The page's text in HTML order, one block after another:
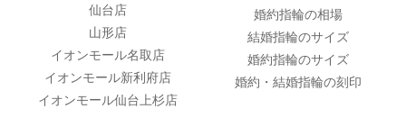
仙台店
山形店
イオンモール名取店
イオンモール新利府店
イオンモール仙台上杉店
婚約指輪の相場
結婚指輪のサイズ
婚約指輪のサイズ
婚約・結婚指輪の刻印